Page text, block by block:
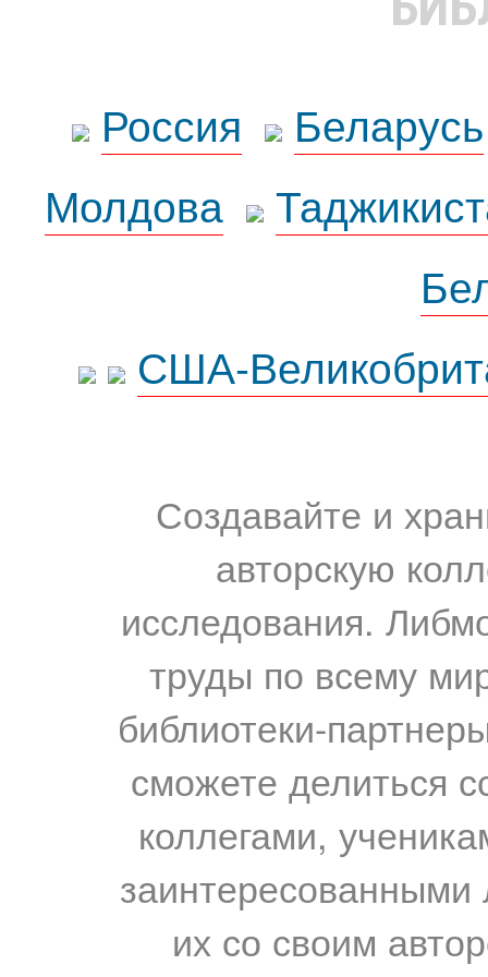
Россия
Беларусь
Молдова
США-
Создавайте и
авторскую
исследования.
труды по всему
библиотеки-
сможете делиться
коллегами,
их со своим